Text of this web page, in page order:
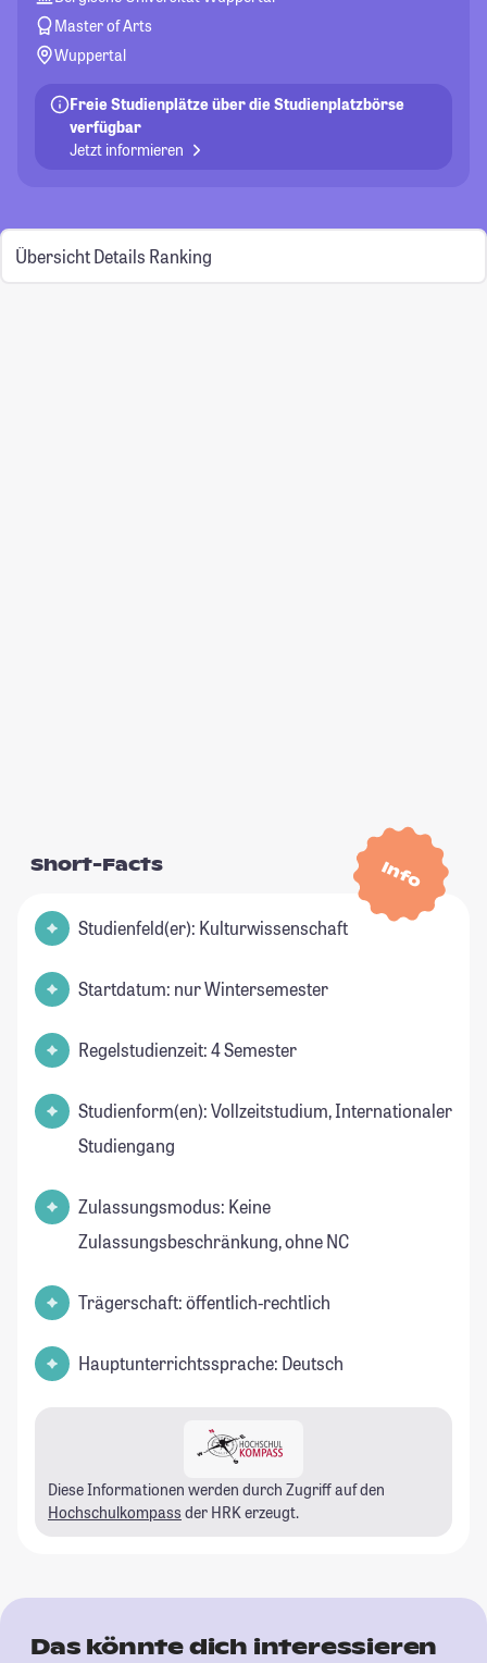
Master of Arts
Wuppertal
Freie Studienplätze über die Studienplatzbörse
verfügbar
Jetzt informieren
Übersicht Details Ranking
Info
Short-Facts
Studienfeld(er): Kulturwissenschaft
Startdatum: nur Wintersemester
Regelstudienzeit: 4 Semester
Studienform(en): Vollzeitstudium, Internationaler
Studiengang
Zulassungsmodus: Keine
Zulassungsbeschränkung, ohne NC
Trägerschaft: öffentlich-rechtlich
Hauptunterrichtssprache: Deutsch
Diese Informationen werden durch Zugriff auf den
Hochschulkompass der HRK erzeugt.
Das könnte dich interessieren